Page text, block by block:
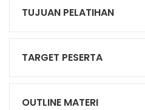
TUJUAN PELATIHAN
TARGET PESERTA
OUTLINE MATERI